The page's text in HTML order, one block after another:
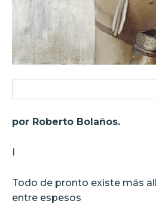
por Roberto Bolaños.
I
Todo de pronto existe más
entre espesos